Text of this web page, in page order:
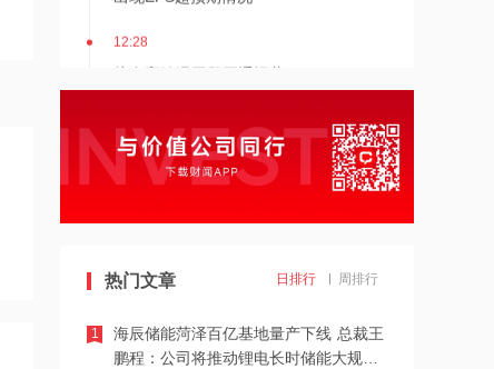
12:28
杭台高铁温玉段开通运营
12:27
贝森特称霍尔木兹海峡将逐步失去战略
金饰克价重返1300元！国际金价大涨，
机构：本轮底部已现，后市看涨
12:23
热门文章 日排行 周排行
海辰储能菏泽百亿基地量产下线 总裁王
鹏程：公司将推动锂电长时储能大规模
1